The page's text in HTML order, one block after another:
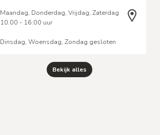
Maandag, Donderdag, Vrijdag, Zaterdag
10.00 - 16:00 uur
Dinsdag, Woensdag, Zondag gesloten
Bekijk alles